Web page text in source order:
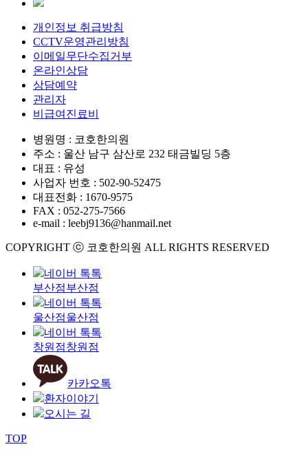
개인정보 취급방침
CCTV운영관리방침
이메일무단수집거부
온라인상담
상담예약
관리자
비급여진료비
병원명 : 코호한의원
주소 : 울산 남구 삼산로 232 태금빌딩 5층
대표 : 유성
사업자 번호 : 502-90-52475
대표전화 : 1670-9575
FAX : 052-275-7566
e-mail : leebj9136@hanmail.net
COPYRIGHT ⓒ 코호한의원 ALL RIGHTS RESERVED
네이버 톡톡
부산점부산점
네이버 톡톡
울산점울산점
네이버 톡톡
창원점창원점
카카오톡
환자이야기
오시는 길
TOP